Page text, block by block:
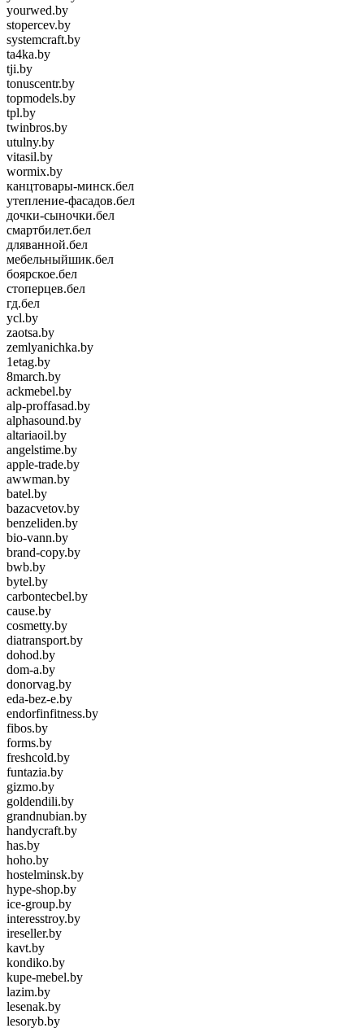
yourwed.by
stopercev.by
systemcraft.by
ta4ka.by
tji.by
tonuscentr.by
topmodels.by
tpl.by
twinbros.by
utulny.by
vitasil.by
wormix.by
канцтовары-минск.бел
утепление-фасадов.бел
дочки-сыночки.бел
смартбилет.бел
дляванной.бел
мебельныйшик.бел
боярское.бел
стоперцев.бел
гд.бел
ycl.by
zaotsa.by
zemlyanichka.by
1etag.by
8march.by
ackmebel.by
alp-proffasad.by
alphasound.by
altariaoil.by
angelstime.by
apple-trade.by
awwman.by
batel.by
bazacvetov.by
benzeliden.by
bio-vann.by
brand-copy.by
bwb.by
bytel.by
carbontecbel.by
cause.by
cosmetty.by
diatransport.by
dohod.by
dom-a.by
donorvag.by
eda-bez-e.by
endorfinfitness.by
fibos.by
forms.by
freshcold.by
funtazia.by
gizmo.by
goldendili.by
grandnubian.by
handycraft.by
has.by
hoho.by
hostelminsk.by
hype-shop.by
ice-group.by
interesstroy.by
ireseller.by
kavt.by
kondiko.by
kupe-mebel.by
lazim.by
lesenak.by
lesoryb.by